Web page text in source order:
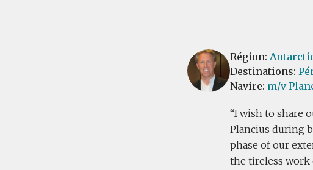
Région:
Destinations:
Navire: m/v
I wish to share
Plancius during
phase of our
the tireless work